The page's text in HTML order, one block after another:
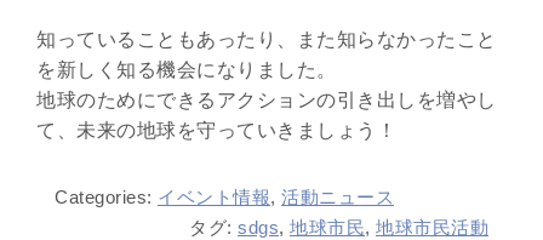
知っていることもあったり、また知らなかったこと
を新しく知る機会になりました。
地球のためにできるアクションの引き出しを増やし
て、未来の地球を守っていきましょう！
Categories: イベント情報, 活動ニュース
タグ: sdgs, 地球市民, 地球市民活動